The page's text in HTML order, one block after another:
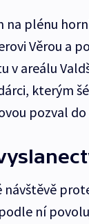
na plénu
Věrou a
v areálu
kterým
pozval do
ní